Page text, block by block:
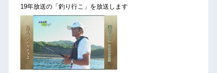
19年放送の「釣り行こ」を放送します